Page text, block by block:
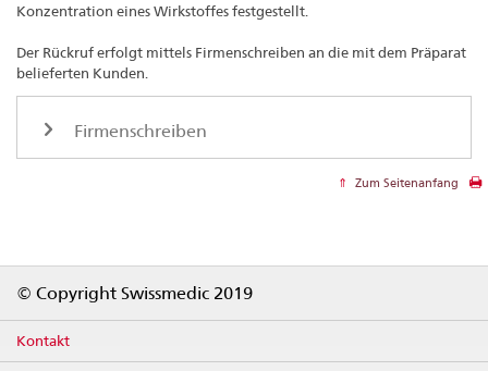
Konzentration eines Wirkstoffes festgestellt.
Der Rückruf erfolgt mittels Firmenschreiben an die mit dem Präparat
belieferten Kunden.
Firmenschreiben
Zum Seitenanfang
© Copyright Swissmedic 2019
Kontakt